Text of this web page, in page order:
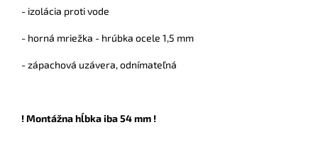
- izolácia proti vode
- horná mriežka - hrúbka ocele 1,5 mm
- zápachová uzávera, odnímateľná
! Montážna hĺbka iba 54 mm !